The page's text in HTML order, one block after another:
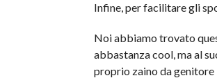
Infine, per facilitare gli
Noi abbiamo trovato
abbastanza cool, ma al
proprio zaino da genitore